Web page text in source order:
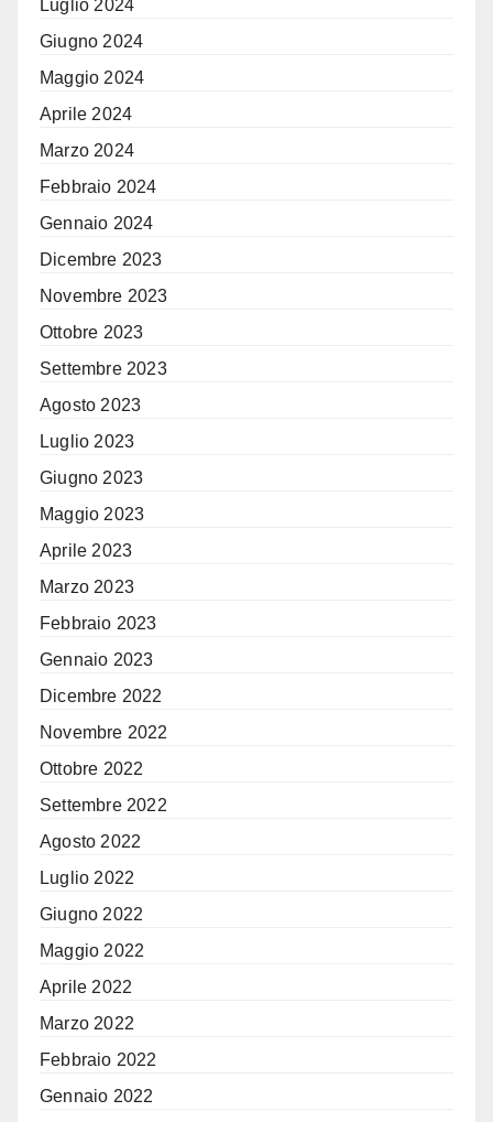
Luglio 2024
Giugno 2024
Maggio 2024
Aprile 2024
Marzo 2024
Febbraio 2024
Gennaio 2024
Dicembre 2023
Novembre 2023
Ottobre 2023
Settembre 2023
Agosto 2023
Luglio 2023
Giugno 2023
Maggio 2023
Aprile 2023
Marzo 2023
Febbraio 2023
Gennaio 2023
Dicembre 2022
Novembre 2022
Ottobre 2022
Settembre 2022
Agosto 2022
Luglio 2022
Giugno 2022
Maggio 2022
Aprile 2022
Marzo 2022
Febbraio 2022
Gennaio 2022